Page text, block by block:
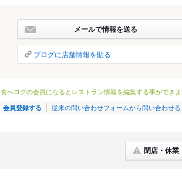
メールで情報を送る
ブログに店舗情報を貼る
食べログの会員になるとレストラン情報を編集する事ができ
会員登録する 従来の問い合わせフォームから問い合わせる
閉店・休業